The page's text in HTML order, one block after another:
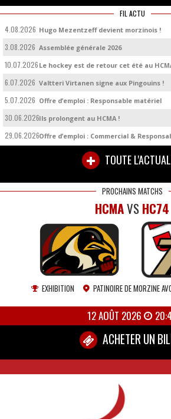
FIL ACTU
4.08.2026 Hugo Mezentzeff devient morzinois !
3.08.2026 Assemblée générale 2026
10.07.2026 Le hockey est de retour cet été au
6.07.2026 Valtteri Virtanen signe aux Pingouins !
5.07.2026 Offre d’emploi : Responsable matériel
30.06.2026Ils prolongent au HCMA !
29.06.2026Offre d’emploi : Commercial &
TOUTE
PROCHAINS MATCHS
HCMAVSHC74
EXHIBITION PATINOIRE DE MORZINE
12 AOÛT 2026
ACHETER UN